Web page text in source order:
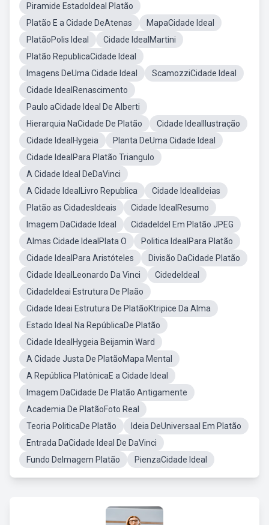
Piramide EstadoIdeal Platão
Platão E a Cidade DeAtenas
MapaCidade Ideal
PlatãoPolis Ideal
Cidade IdealMartini
Platão RepublicaCidade Ideal
Imagens DeUma Cidade Ideal
ScamozziCidade Ideal
Cidade IdealRenascimento
Paulo aCidade Ideal De Alberti
Hierarquia NaCidade De Platão
Cidade IdealIlustração
Cidade IdealHygeia
Planta DeUma Cidade Ideal
Cidade IdealPara Platão Triangulo
A Cidade Ideal DeDaVinci
A Cidade IdealLivro Republica
Cidade IdealIdeias
Platão as CidadesIdeais
Cidade IdealResumo
Imagem DaCidade Ideal
CidadeIdel Em Platão JPEG
Almas Cidade IdealPlata O
Politica IdealPara Platão
Cidade IdealPara Aristóteles
Divisão DaCidade Platão
Cidade IdealLeonardo Da Vinci
CidedeIdeal
CidadeIdeai Estrutura De Plaão
Cidade Ideai Estrutura De PlatãoKtripice Da Alma
Estado Ideal Na RepúblicaDe Platão
Cidade IdealHygeia Beijamin Ward
A Cidade Justa De PlatãoMapa Mental
A República PlatônicaE a Cidade Ideal
Imagem DaCidade De Platão Antigamente
Academia De PlatãoFoto Real
Teoria PoliticaDe Platão
Ideia DeUniversaal Em Platão
Entrada DaCidade Ideal De DaVinci
Fundo DeImagem Platão
PienzaCidade Ideal